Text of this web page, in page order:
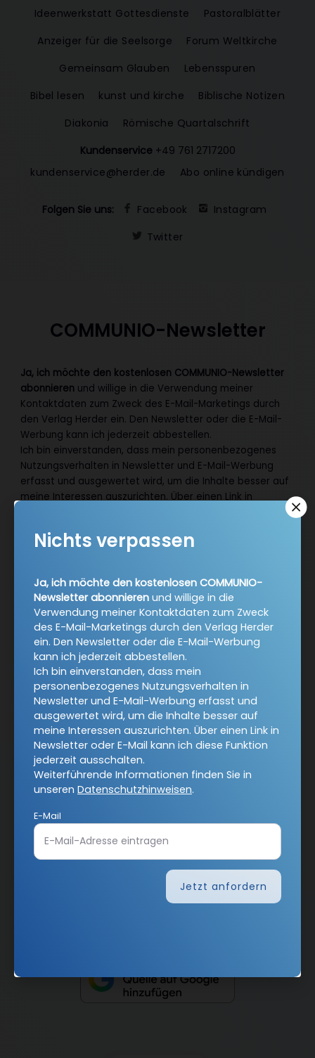
Ideenwerkstatt Gottesdienste
Pastoralblätter
Anzeiger für die Seelsorge
Forum Weltkirche
Gemeinsam Glauben
Lebensspuren
Bibel lesen
kunst und kirche
Biblische Notizen
Diakonia
Römische Quartalschrift
Kundenservice +49 761 2717200
kundenservice@herder.de
Abo online kündigen
Folgen Sie uns: Facebook
Instagram
Twitter
COMMUNIO-Newsletter
Ja, ich möchte den kostenlosen COMMUNIO-Newsletter
abonnieren und willige in die Verwendung meiner
Kontaktdaten zum Zweck des E-Mail-Marketings durch
den Verlag Herder ein. Den Newsletter oder die E-Mail-
Werbung kann ich jederzeit abbestellen.
Ich bin einverstanden, dass mein personenbezogenes
Nutzungsverhalten in Newsletter und E-Mail-Werbung
erfasst und ausgewertet wird, um die Inhalte besser auf
meine Interessen auszurichten. Über einen Link in
Newsletter oder E-Mail kann ich diese Funktion jederzeit
Weiterführende Informationen finden Sie in unseren
E-Mail
AGB und Widerrufsbelehrung
Datenschutz
Abo online kündigen
Nichts verpassen
Ja, ich möchte den kostenlosen COMMUNIO-
Newsletter abonnieren und willige in die
Verwendung meiner Kontaktdaten zum Zweck
des E-Mail-Marketings durch den Verlag Herder
ein. Den Newsletter oder die E-Mail-Werbung
kann ich jederzeit abbestellen.
Ich bin einverstanden, dass mein
personenbezogenes Nutzungsverhalten in
Newsletter und E-Mail-Werbung erfasst und
ausgewertet wird, um die Inhalte besser auf
meine Interessen auszurichten. Über einen Link in
Newsletter oder E-Mail kann ich diese Funktion
jederzeit ausschalten.
Weiterführende Informationen finden Sie in
unseren Datenschutzhinweisen.
E-Mail
Jetzt anfordern